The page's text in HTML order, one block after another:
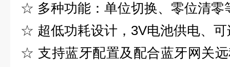
☆ 多种功能：单位切换、零位清零
☆ 超低功耗设计， 3V电池供电、
☆ 支持蓝牙配置及配合蓝牙网关